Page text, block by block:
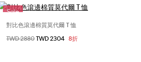
Sale
選擇您的尺碼
XXS
XS
對比色滾邊棉質莫代爾 T 恤
價格扣減從
TWD 2880至
TWD 2304 8折